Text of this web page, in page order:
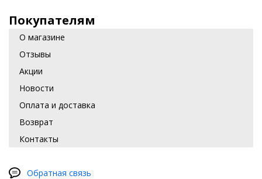
Покупателям
О магазине
Отзывы
Акции
Новости
Оплата и доставка
Возврат
Контакты
Обратная связь